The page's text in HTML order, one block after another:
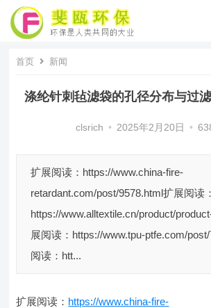
首页 新闻
涤纶针刺毡滤袋的孔径分布与过
clsrich • 2025年2月20日 •
扩展阅读：https://www.china-fire-
retardant.com/post/9578.html扩展阅读：
https://www.alltextile.cn/product/
展阅读：https://www.tpu-ptfe.com/
阅读：htt...
扩展阅读： https://www.china-fire-